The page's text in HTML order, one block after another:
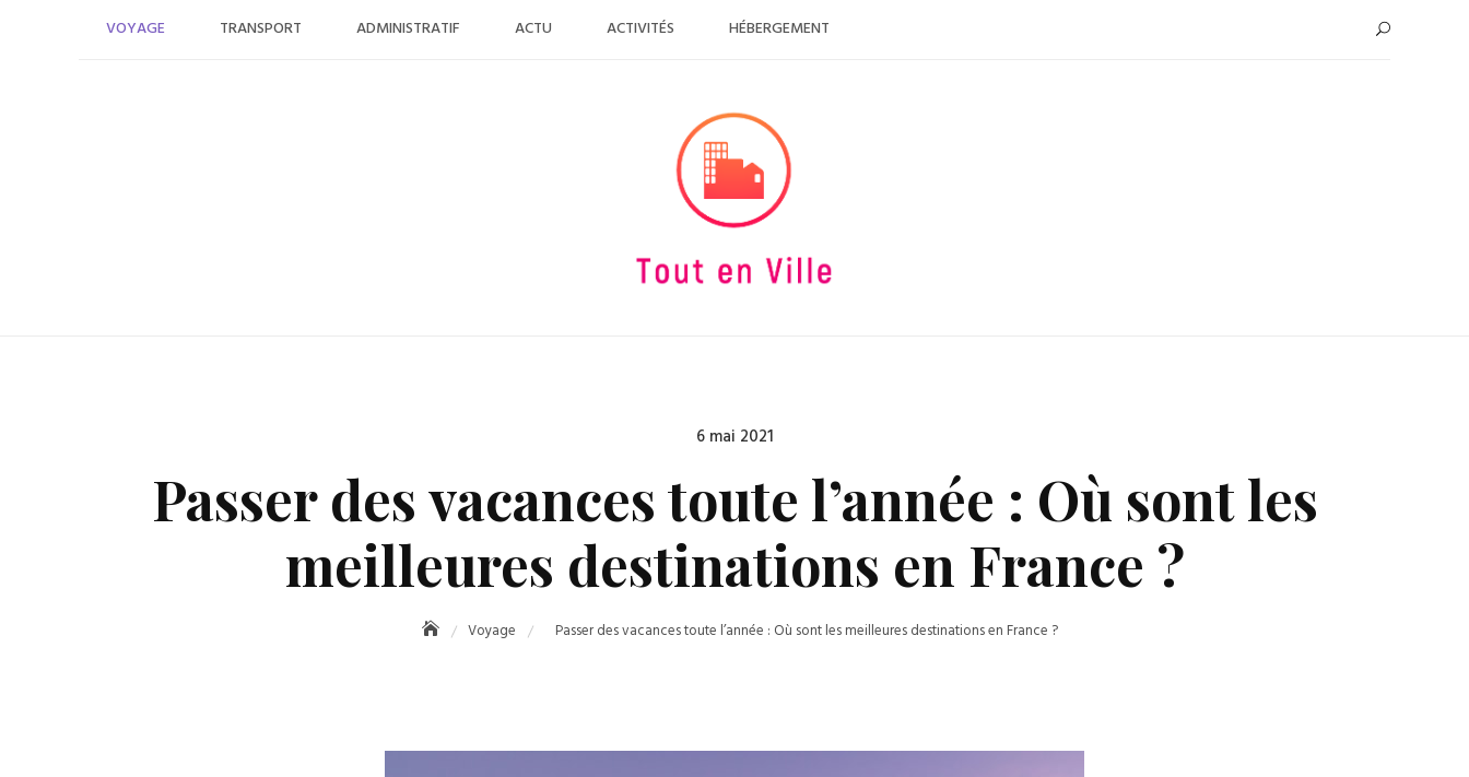
VOYAGE TRANSPORT ADMINISTRATIF ACTU ACTIVITÉS HÉBERGEMENT
Posted
6 mai 2021
Passer des vacances toute l’année : Où sont les
meilleures destinations en France ?
Voyage Passer des vacances toute l’année : Où sont les meilleures destinations en France ?